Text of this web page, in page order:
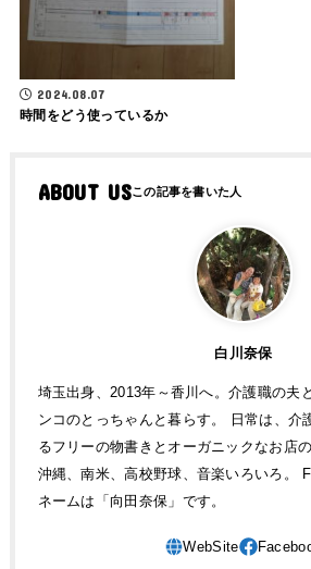
2024.08.07
時間をどう使っているか
ABOUT US
白川奈保
埼玉出身、2013年～香川へ。介護職の夫
ンコのとっちゃんと暮らす。 日常は、介
るフリーの物書きとオーガニックなお店
沖縄、南米、高校野球、音楽いろいろ。
ネームは「向田奈保」です。